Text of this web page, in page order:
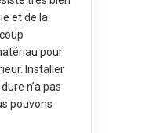
et de la
pour
Installer
n’a pas
pouvons